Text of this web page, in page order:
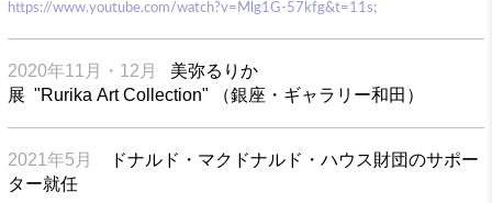
https://www.youtube.com/watch?v=Mlg1G-57kfg&t=11s;
2020年11月・12月 美弥るりか
展 "Rurika Art Collection" （銀座・ギャラリー和田）
2021年5月
ドナルド・マクドナルド・ハウス財団の サポー
ター就任